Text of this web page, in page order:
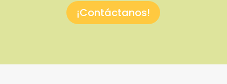
¡Contáctanos!